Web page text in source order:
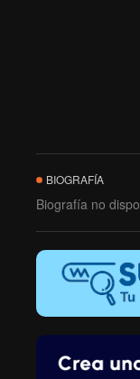
BIOGRAFÍA
Biografía no